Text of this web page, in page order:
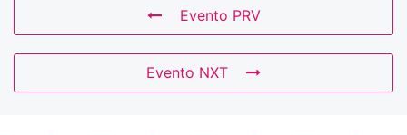
Evento PRV
Evento NXT